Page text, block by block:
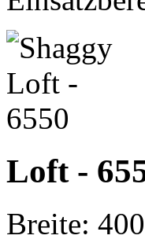
Loft -
Breite: